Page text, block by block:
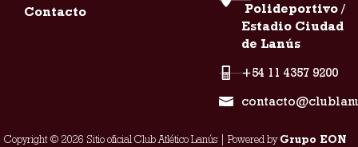
Contacto
Polideportivo /
Estadio Ciudad
de Lanús
+54 11 4357 9200
Copyright © 2026 Sitio oficial Club Atlético Lanús | Powered byGrupo EON